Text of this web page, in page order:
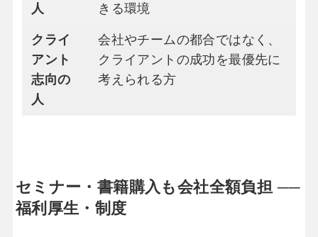
人
きる環境
クライ
アント
志向の
人
会社やチームの都合ではなく、
クライアントの成功を最優先に
考えられる方
セミナー・書籍購入も会社全額負担 ──
福利厚生・制度